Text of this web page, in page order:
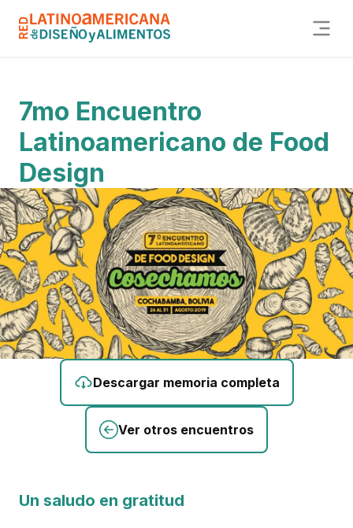
7mo Encuentro
Latinoamericano de Food
Design
Descargar memoria completa
Ver otros encuentros
Un saludo en gratitud